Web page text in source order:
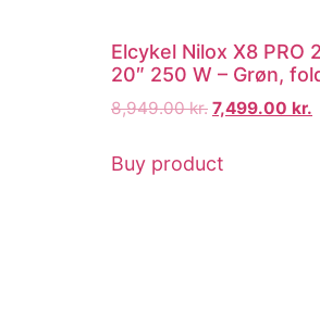
Elcykel Nilox X8 PRO
20″ 250 W – Grøn,
8,949.00kr. 7,499.00 kr.
Buy product